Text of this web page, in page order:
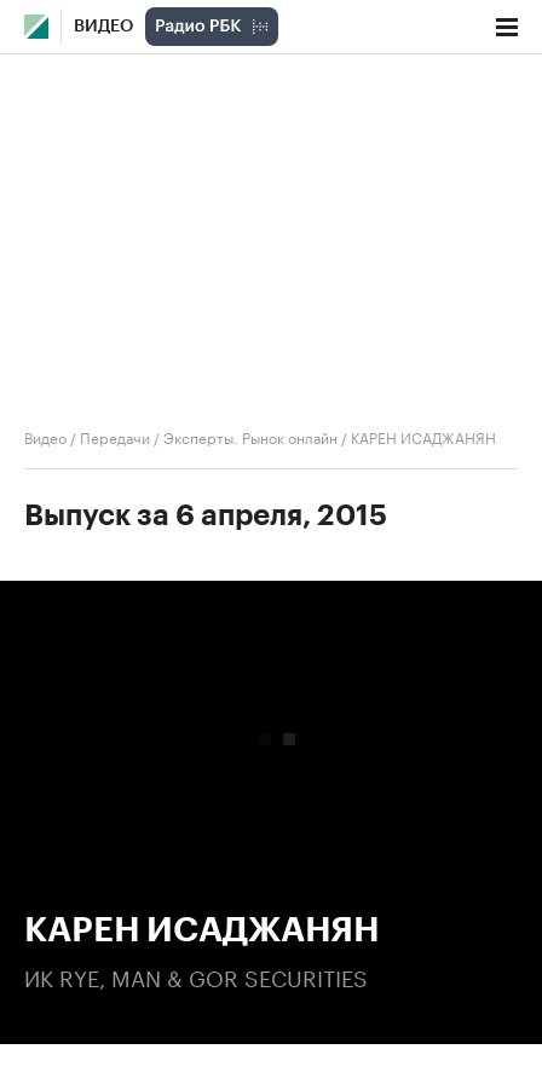
ВИДЕО
Видео / Передачи /Эксперты. Рынок онлайн / КАРЕН ИСАДЖАНЯН
Выпуск за 6 апреля, 2015
КАРЕН ИСАДЖАНЯН
ИК RYE, MAN & GOR SECURITIES